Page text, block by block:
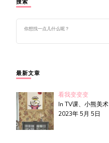
搜索
么
吗?
最新文章
看我变变变
In TV课、小熊美术
2023年 5月 5日